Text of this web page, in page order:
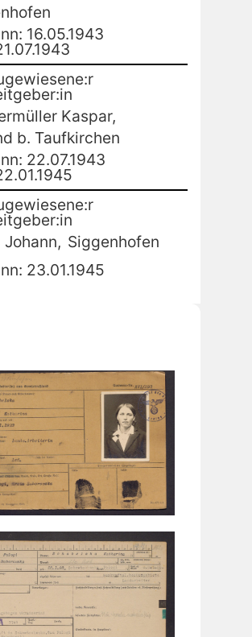
16.05.1943
Kaspar,
b. Taufkirchen
22.07.1943
Johann, Siggenhofen
23.01.1945